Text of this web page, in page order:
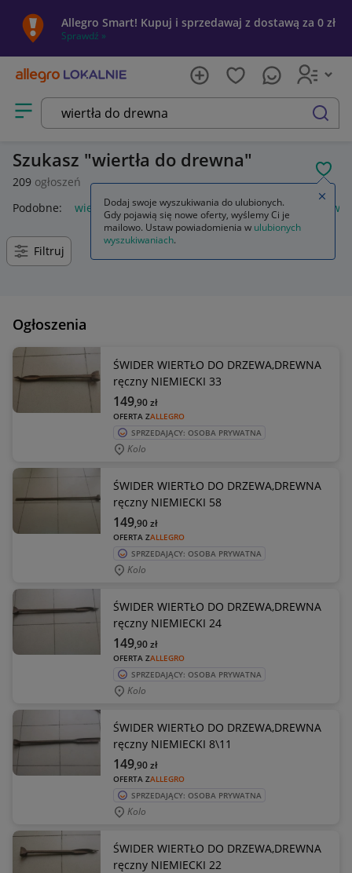
Allegro Smart! Kupuj i sprzedawaj z dostawą za 0 zł
Sprawdź »
Otwórz menu z kategoriami
szukaj
Szukasz wiertła do drewna
209 ogłoszeń
Podobne: wiertła do drewna długie wiertła do drewna
Filtruj
Ogłoszenia
ŚWIDER WIERTŁO DO DRZEWA,DREWNA
ręczny NIEMIECKI 33
OFERTA ZALLEGRO
149,90zł
SPRZEDAJĄCY: OSOBA PRYWATNA
Kolo
ŚWIDER WIERTŁO DO DRZEWA,DREWNA
ręczny NIEMIECKI 58
OFERTA ZALLEGRO
149,90zł
SPRZEDAJĄCY: OSOBA PRYWATNA
Kolo
ŚWIDER WIERTŁO DO DRZEWA,DREWNA
ręczny NIEMIECKI 24
OFERTA ZALLEGRO
149,90zł
SPRZEDAJĄCY: OSOBA PRYWATNA
Kolo
ŚWIDER WIERTŁO DO DRZEWA,DREWNA
ręczny NIEMIECKI 8\11
OFERTA ZALLEGRO
149,90zł
SPRZEDAJĄCY: OSOBA PRYWATNA
Kolo
ŚWIDER WIERTŁO DO DRZEWA,DREWNA
ręczny NIEMIECKI 22
Dodaj swoje wyszukiwania do ulubionych.
Gdy pojawią się nowe oferty, wyślemy Ci je
mailowo. Ustaw powiadomienia w ulubionych
wyszukiwaniach.